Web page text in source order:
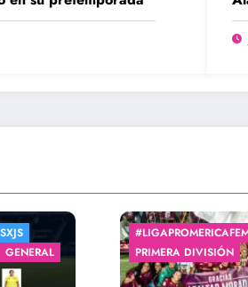
#LIGAPROMERICAFEMENINA
PRIMERA DIVISIÓN